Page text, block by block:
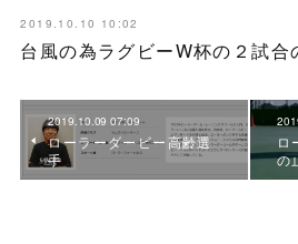
2019.10.10 10:02
台風の為ラグビーW杯の２試合
2019.10.09 07:09
ローラーダービー高齢選
手
ロ
の